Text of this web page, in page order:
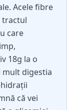
Acele fibre
tractul
care
18g la o
mult digestia
că vei